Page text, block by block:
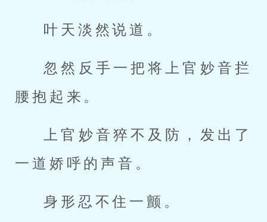
叶天淡然说道。
忽然反手一把将上官妙音拦
腰抱起来。
上官妙音猝不及防，发出了
一道娇呼的声音。
身形忍不住一颤。